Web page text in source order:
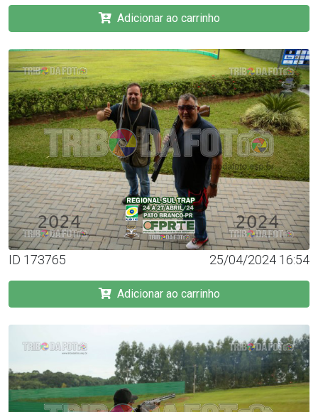
Adicionar ao carrinho
ID 173765 25/04/2024 16:54
Adicionar ao carrinho